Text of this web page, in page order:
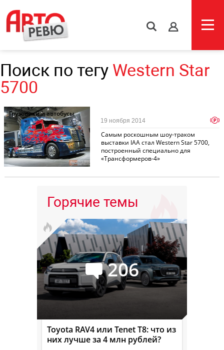
s
Поиск по тегу Western Star
5700
Грузовики и автобусы
Самым роскошным шоу-траком
выставки IAA стал Western Star 5700,
построенный специально для
«Трансформеров-4»
19 ноября 2014 p
Горячие темы
206
Toyota RAV4 или Tenet T8: что из
них лучше за 4 млн рублей?